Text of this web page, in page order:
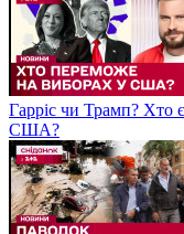
Київські мости в
ремонт?
Чому чоловікам
увагу і коли звертатись